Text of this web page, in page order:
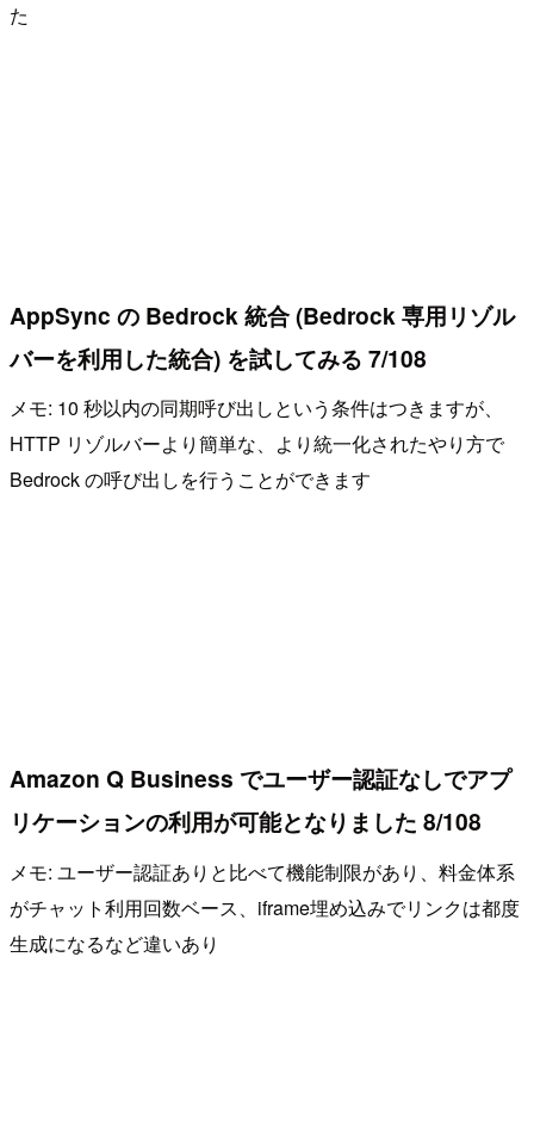
た
AppSync の Bedrock 統合 (Bedrock 専用リゾル
バーを利用した統合) を試してみる 7/108
メモ: 10 秒以内の同期呼び出しという条件はつきますが、
HTTP リゾルバーより簡単な、より統一化されたやり方で
Bedrock の呼び出しを行うことができます
Amazon Q Business でユーザー認証なしでアプ
リケーションの利用が可能となりました 8/108
メモ: ユーザー認証ありと比べて機能制限があり、料金体系
がチャット利用回数ベース、iframe埋め込みでリンクは都度
生成になるなど違いあり